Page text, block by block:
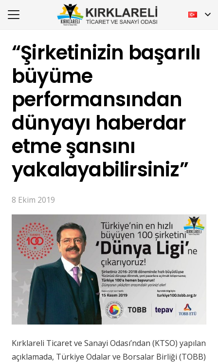
“Şirketinizin başarılı
büyüme
performansından
dünyayı haberdar
etme şansını
yakalayabilirsiniz”
8 Ekim 2019
Kırklareli Ticaret ve Sanayi Odası’ndan (KTSO) yapılan
açıklamada, Türkiye Odalar ve Borsalar Birliği (TOBB)